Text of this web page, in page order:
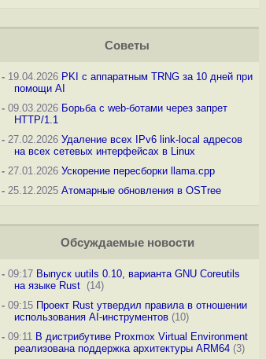
Советы
-19.04.2026 PKI с аппаратным TRNG за 10 дней при
помощи AI
-09.03.2026 Борьба с web-ботами через запрет
HTTP/1.1
-27.02.2026 Удаление всех IPv6 link-local адресов
на всех сетевых интерфейсах в Linux
-27.01.2026 Ускорение пересборки llama.cpp
-25.12.2025 Атомарные обновления в OSTree
Обсуждаемые новости
-09:17 Выпуск uutils 0.10, варианта GNU Coreutils
на языке Rust (14)
-09:15 Проект Rust утвердил правила в отношении
использования AI-инструментов(10)
-09:11 В дистрибутиве Proxmox Virtual Environment
реализована поддержка архитектуры ARM64(3)